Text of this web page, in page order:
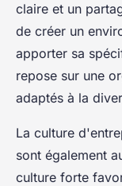
claire et un
de créer un
apporter sa
repose sur une
adaptés à la
La culture
sont également
culture forte